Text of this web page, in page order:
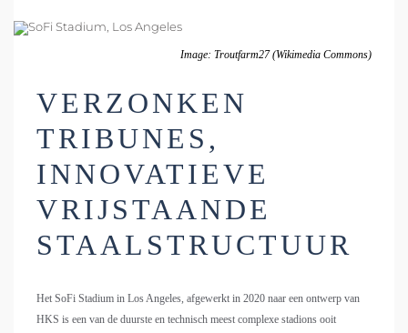
Image: Troutfarm27 (Wikimedia Commons)
VERZONKEN
TRIBUNES,
INNOVATIEVE
VRIJSTAANDE
STAALSTRUCTUUR
Het SoFi Stadium in Los Angeles, afgewerkt in 2020 naar een ontwerp van
HKS is een van de duurste en technisch meest complexe stadions ooit